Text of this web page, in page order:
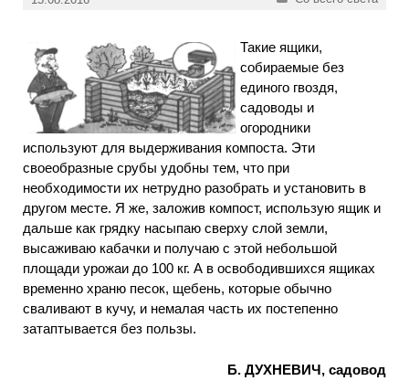
Такие ящики,
собираемые без
единого гвоздя,
садоводы и
огородники
используют для выдерживания компоста. Эти
своеобразные срубы удобны тем, что при
необходимости их нетрудно разобрать и установить в
другом месте. Я же, заложив компост, использую ящик и
дальше как грядку насыпаю сверху слой земли,
высаживаю кабачки и получаю с этой небольшой
площади урожаи до 100 кг. А в освободившихся ящиках
временно храню песок, щебень, которые обычно
сваливают в кучу, и немалая часть их постепенно
затаптывается без пользы.
Б. ДУХНЕВИЧ, садовод